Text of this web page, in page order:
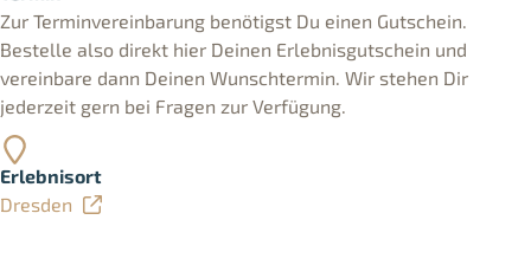
Zur Terminvereinbarung benötigst Du einen Gutschein.
Bestelle also direkt hier Deinen Erlebnisgutschein und
vereinbare dann Deinen Wunschtermin. Wir stehen Dir
jederzeit gern bei Fragen zur Verfügung.
Erlebnisort
Dresden